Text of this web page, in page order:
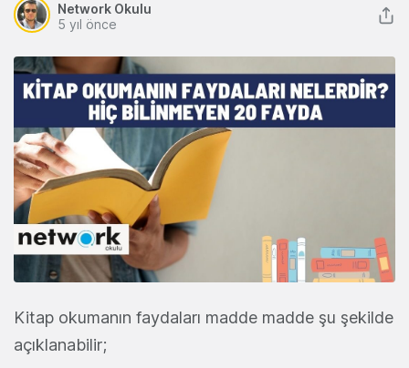
Network Okulu
5 yıl önce
Kitap okumanın faydaları madde madde şu şekilde
açıklanabilir;